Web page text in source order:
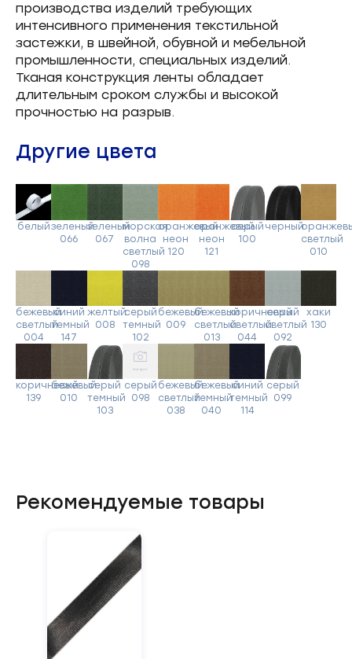
производства изделий требующих
интенсивного применения текстильной
застежки, в швейной, обувной и мебельной
промышленности, специальных изделий.
Тканая конструкция ленты обладает
длительным сроком службы и высокой
прочностью на разрыв.
Другие цвета
белыйзеленый
066
зеленый
067
морская
волна
светлый
098
оранжевый
неон
120
оранжевый
неон
121
серый
100
черный
светлый
010
бежевый
светлый
004
синий
темный
147
желтый
008
серый
темный
102
бежевый
009
бежевый
светлый
013
коричневый
светлый
044
серый
светлый
092
хаки
130
коричневый
139
бежевый
010
серый
темный
103
серый
098
бежевый
светлый
038
бежевый
темный
040
синий
темный
114
серый
099
Рекомендуемые товары